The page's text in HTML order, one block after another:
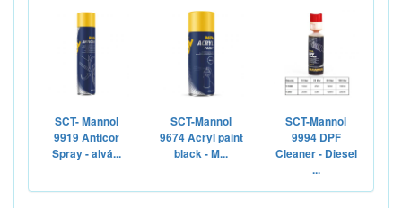
SCT- Mannol
9919 Anticor
Spray - alvá...
SCT-Mannol
9674 Acryl paint
black - M...
SCT-Mannol
9994 DPF
Cleaner - Diesel
...